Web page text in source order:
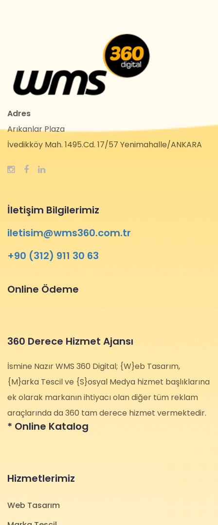
Adres
Arıkanlar Plaza
İvedikköy Mah. 1495.Cd. 17/57 Yenimahalle/ANKARA
İletişim Bilgilerimiz
iletisim@wms360.com.tr
+90 (312) 911 30 63
Online Ödeme
360 Derece Hizmet Ajansı
İsmine Nazır WMS 360 Digital; {W}eb Tasarım,
{M}arka Tescil ve {S}osyal Medya hizmet başlıklarına
ek olarak markanın ihtiyacı olan diğer tüm reklam
araçlarında da 360 tam derece hizmet vermektedir.
* Online Katalog
Hizmetlerimiz
Web Tasarım